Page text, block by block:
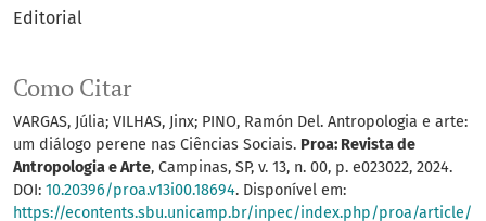
Editorial
Como Citar
VARGAS, Júlia; VILHAS, Jinx; PINO, Ramón Del. Antropologia e arte:
um diálogo perene nas Ciências Sociais. Proa: Revista de
Antropologia e Arte, Campinas, SP, v. 13, n. 00, p. e023022, 2024.
DOI: 10.20396/proa.v13i00.18694. Disponível em:
https://econtents.sbu.unicamp.br/inpec/index.php/proa/article/